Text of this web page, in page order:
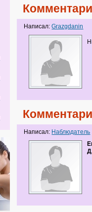
Написал:Grazgdanin
Написал: Наблюдатель